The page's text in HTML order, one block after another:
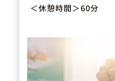
＜休憩時間＞60分